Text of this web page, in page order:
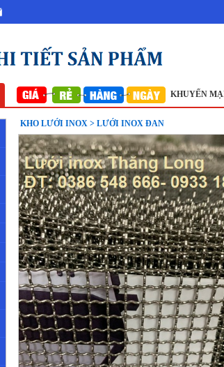
KHUYẾN
Lưới lọc inox 304 Lưới inox đan ô 7x7mm 304 TLG Thăng
KHO LƯỚI INOX > LƯỚI INOX ĐAN